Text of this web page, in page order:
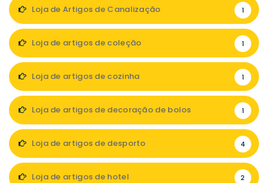
Loja de Artigos de Canalização 1
Loja de artigos de coleção 1
Loja de artigos de cozinha 1
Loja de artigos de decoração de bolos 1
Loja de artigos de desporto 4
Loja de artigos de hotel 2